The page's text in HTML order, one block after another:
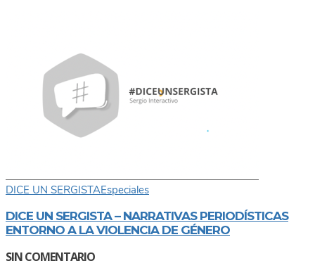
DICE UN SERGISTAEspeciales
DICE UN SERGISTA – NARRATIVAS PERIODÍSTICAS
ENTORNO A LA VIOLENCIA DE GÉNERO
SIN COMENTARIO